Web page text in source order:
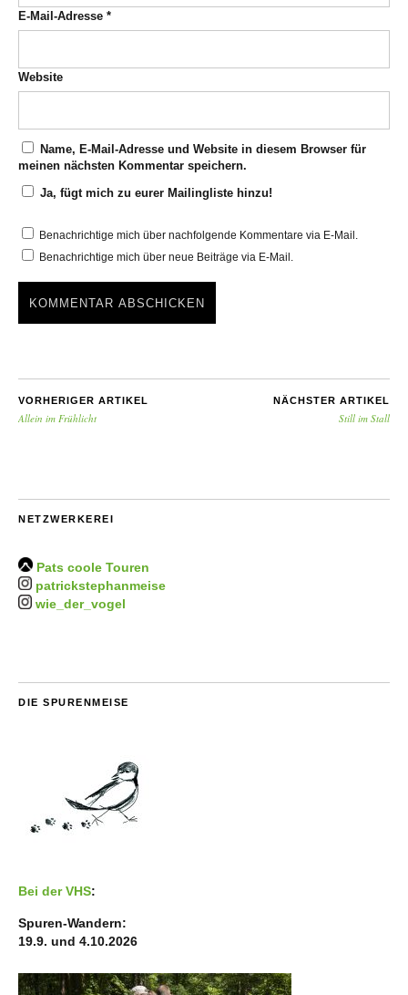
E-Mail-Adresse *
Website
Name, E-Mail-Adresse und Website in diesem Browser für
meinen nächsten Kommentar speichern.
Ja, fügt mich zu eurer Mailingliste hinzu!
Benachrichtige mich über nachfolgende Kommentare via E-Mail.
Benachrichtige mich über neue Beiträge via E-Mail.
VORHERIGER ARTIKEL
Allein im Frühlicht
NÄCHSTER ARTIKEL
Still im Stall
NETZWERKEREI
Pats coole Touren
patrickstephanmeise
wie_der_vogel
DIE SPURENMEISE
Bei der VHS:
Spuren-Wandern:
19.9. und 4.10.2026